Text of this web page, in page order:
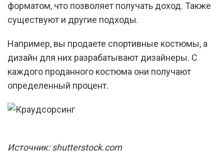
форматом, что позволяет получать доход. Также
существуют и другие подходы.
Например, вы продаете спортивные костюмы, а
дизайн для них разрабатывают дизайнеры. С
каждого проданного костюма они получают
определенный процент.
Источник: shutterstock.com